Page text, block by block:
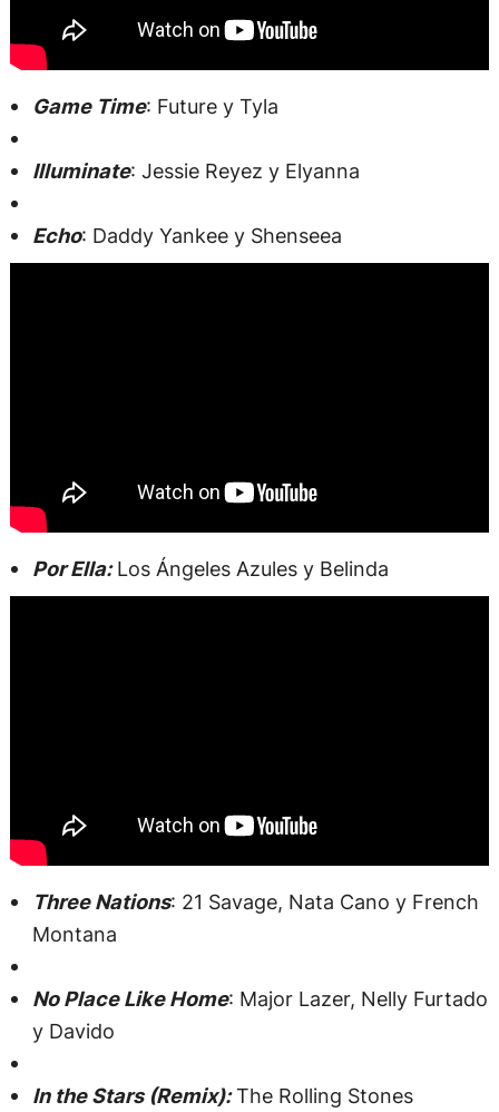
Game Time: Future y Tyla
Illuminate: Jessie Reyez y Elyanna
Echo: Daddy Yankee y Shenseea
Por Ella:Los Ángeles Azules y Belinda
Three Nations: 21 Savage, Nata Cano y French
Montana
No Place Like Home: Major Lazer, Nelly Furtado
y Davido
In the Stars (Remix):The Rolling Stones